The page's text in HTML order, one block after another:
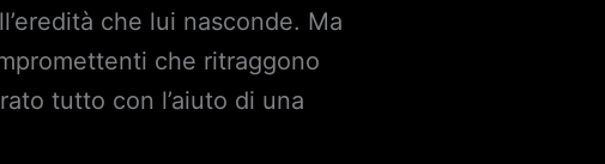
che lui nasconde. Ma
che ritraggono
tutto con l’aiuto di una